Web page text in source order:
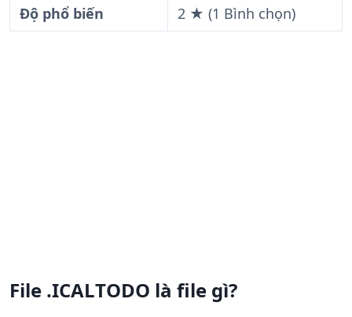
Độ phổ biến
2 ★ (1 Bình chọn)
File .ICALTODO là file gì?